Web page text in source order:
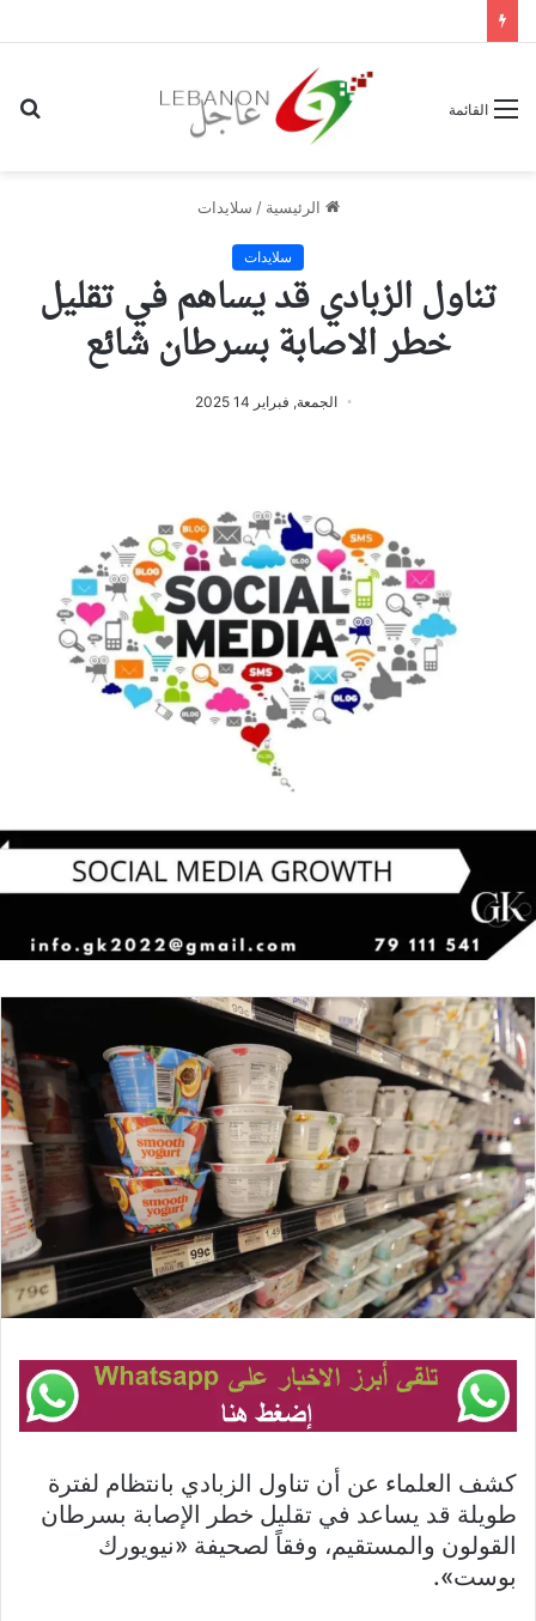
القائمة
الرئيسية / سلايدات
سلايدات
تناول الزبادي قد يساهم في تقليل
خطر الاصابة بسرطان شائع
الجمعة, فبراير 14 2025
كشف العلماء عن أن تناول الزبادي بانتظام لفترة
طويلة قد يساعد في تقليل خطر الإصابة بسرطان
القولون والمستقيم، وفقاً لصحيفة «نيويورك
بوست».